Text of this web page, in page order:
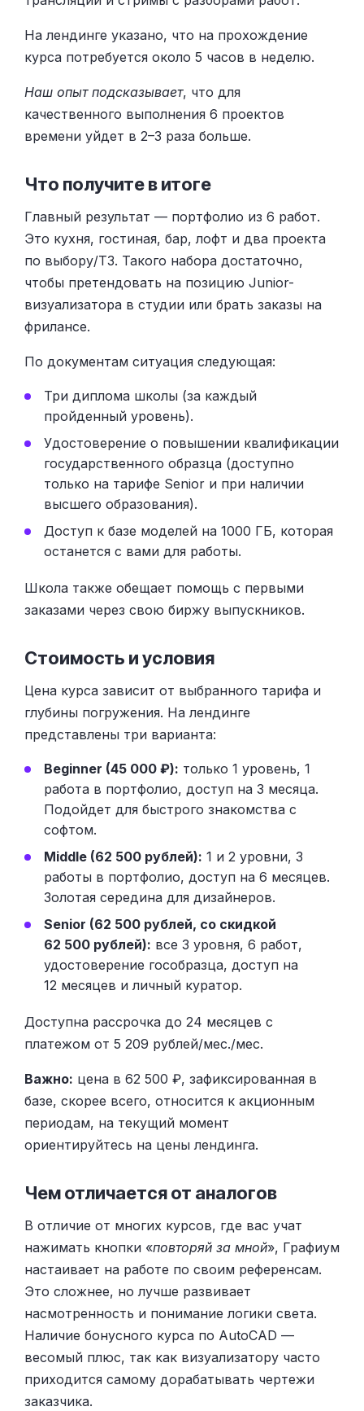
На лендинге указано, что на прохождение
курса потребуется около 5 часов в неделю.
Наш опыт подсказывает, что для
качественного выполнения 6 проектов
времени уйдет в 2–3 раза больше.
Что получите в итоге
Главный результат — портфолио из 6 работ.
Это кухня, гостиная, бар, лофт и два проекта
по выбору/ТЗ. Такого набора достаточно,
чтобы претендовать на позицию Junior-
визуализатора в студии или брать заказы на
фрилансе.
По документам ситуация следующая:
Три диплома школы (за каждый
пройденный уровень).
Удостоверение о повышении квалификации
государственного образца (доступно
только на тарифе Senior и при наличии
высшего образования).
Доступ к базе моделей на 1000 ГБ, которая
останется с вами для работы.
Школа также обещает помощь с первыми
заказами через свою биржу выпускников.
Стоимость и условия
Цена курса зависит от выбранного тарифа и
глубины погружения. На лендинге
представлены три варианта:
Beginner (45 000 ₽): только 1 уровень, 1
работа в портфолио, доступ на 3 месяца.
Подойдет для быстрого знакомства с
софтом.
Middle (62 500 рублей): 1 и 2 уровни, 3
работы в портфолио, доступ на 6 месяцев.
Золотая середина для дизайнеров.
Senior (62 500 рублей, со скидкой
62 500 рублей): все 3 уровня, 6 работ,
удостоверение гособразца, доступ на
12 месяцев и личный куратор.
Доступна рассрочка до 24 месяцев с
платежом от 5 209 рублей/мес./мес.
Важно: цена в 62 500 ₽, зафиксированная в
базе, скорее всего, относится к акционным
периодам, на текущий момент
ориентируйтесь на цены лендинга.
Чем отличается от аналогов
В отличие от многих курсов, где вас учат
нажимать кнопки «повторяй за мной», Графиум
настаивает на работе по своим референсам.
Это сложнее, но лучше развивает
насмотренность и понимание логики света.
Наличие бонусного курса по AutoCAD —
весомый плюс, так как визуализатору часто
приходится самому дорабатывать чертежи
заказчика.